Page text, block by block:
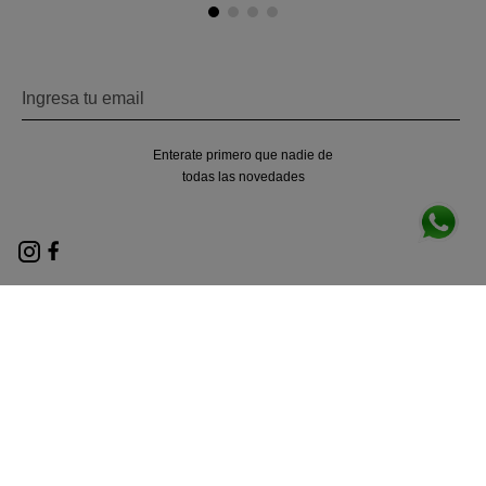
Enterate primero que nadie de
todas las novedades